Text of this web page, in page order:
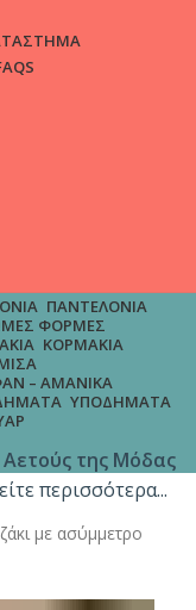
ΠΑΝΤΕΛΌΝΙΑ
ΦΌΡΜΕΣ
ΚΟΡΜΆΚΙΑ
– ΑΜΆΝΙΚΑ
ΥΠΟΔΉΜΑΤΑ
Αετούς της Μόδας
περισσότερα...
με ασύμμετρο
σου, μόνο με 4.9€
άνω των 65€!!